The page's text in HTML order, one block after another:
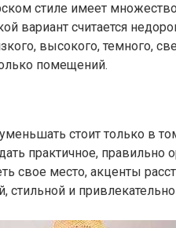
стиле имеет
вариант считается
высокого, темного,
помещений.
стоит только в
практичное, правильно
свое место, акценты
стильной и